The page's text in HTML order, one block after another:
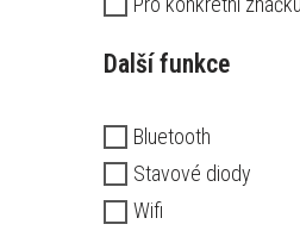
Další funkce
Bluetooth
Stavové diody
Wifi